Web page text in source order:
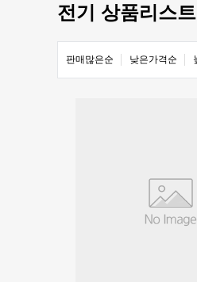
전기 상품리스트
판매많은순 낮은가격순